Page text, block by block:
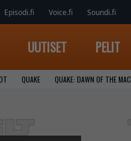
Episodi.fi Voice.fi Soundi.fi
UUTISET PELIT
QUAKE QUAKE: DAWN OF THE